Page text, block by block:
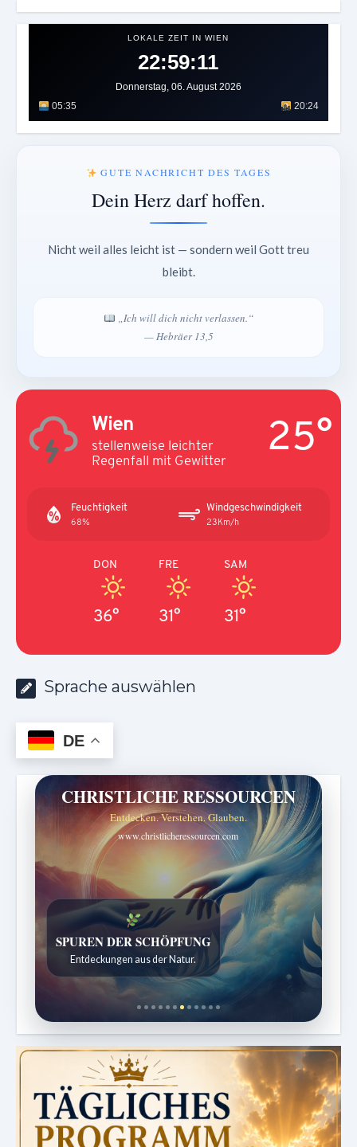
LOKALE ZEIT IN WIEN
22:59:15
Donnerstag, 06. August 2026
05:35
20:24
GUTE NACHRICHT DES TAGES
Dein Herz darf hoffen.
Nicht weil alles leicht ist — sondern weil Gott treu
bleibt.
„Ich will dich nicht verlassen.“
— Hebräer 13,5
Wien
stellenweise leichter
Regenfall mit Gewitter
25°
Feuchtigkeit
68%
Windgeschwindigkeit
23Km/h
DON
36°
FRE
31°
SAM
31°
Sprache auswählen
DE
CHRISTLICHE RESSOURCEN
Entdecken. Verstehen. Glauben.
www.christlicheressourcen.com
SPUREN DER SCHÖPFUNG
Entdeckungen aus der Natur.
DIE STILLE INTELLIGENZ DES KÖRPERS
Ordnung bringt Leben zurück.